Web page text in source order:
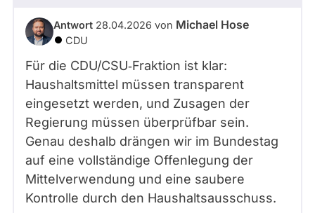
Antwort 28.04.2026 von Michael Hose
CDU
Für die CDU/CSU‑Fraktion ist klar:
Haushaltsmittel müssen transparent
eingesetzt werden, und Zusagen der
Regierung müssen überprüfbar sein.
Genau deshalb drängen wir im Bundestag
auf eine vollständige Offenlegung der
Mittelverwendung und eine saubere
Kontrolle durch den Haushaltsausschuss.